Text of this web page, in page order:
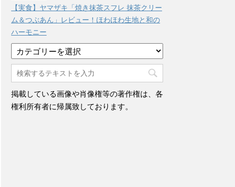
【実食】ヤマザキ「焼き抹茶スフレ 抹茶クリー
ム＆つぶあん」レビュー！ほわほわ生地と和の
ハーモニー
テ
ゴ
リ
ー
掲載している画像や肖像権等の著作権は、各
権利所有者に帰属致しております。